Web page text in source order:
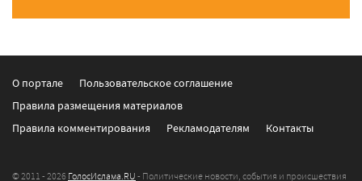
О портале
Пользовательское соглашение
Правила размещения материалов
Правила комментирования
Рекламодателям Контакты
© 2011 - 2026 ГолосИслама.RU - Политические новости, события и происшествия